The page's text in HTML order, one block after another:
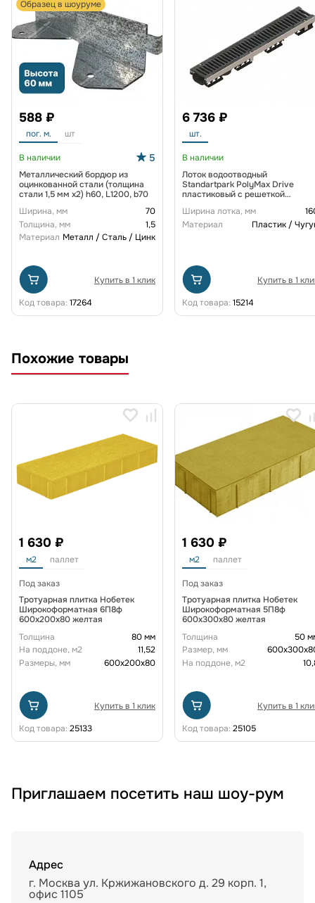
Образец в шоуруме
588 ₽
пог. м. шт
В наличии 5
Металлический бордюр из
оцинкованной стали (толщина
стали 1,5 мм x2) h60, L1200, b70
Ширина, мм
70
Толщина, мм
1,5
Материал Металл / Сталь / Цинк
Купить в 1 клик
Код товара: 17264
6 736 ₽
шт.
В наличии
Лоток водоотводный
Standartpark PolyMax Drive
пластиковый с решеткой
(комплект) 0805034-М
Ширина лотка, мм
Материал
Пластик /
Купить в 1
Код товара: 15214
Похожие товары
1 630 ₽
м2 паллет
Под заказ
Тротуарная плитка Нобетек
Широкоформатная 6П8ф
600x200x80 желтая
Толщина
80 мм
На поддоне, м2
11,52
Размеры, мм
600х200х80
Купить в 1 клик
Код товара: 25133
1 630 ₽
м2 паллет
Под заказ
Тротуарная плитка Нобетек
Широкоформатная 5П8ф
600x300x80 желтая
Толщина
50
Размер, мм
На поддоне, м2
Купить в 1
Код товара: 25105
Приглашаем посетить наш шоу-рум
Адрес
г. Москва ул. Кржижановского д. 29 корп. 1,
офис 1105